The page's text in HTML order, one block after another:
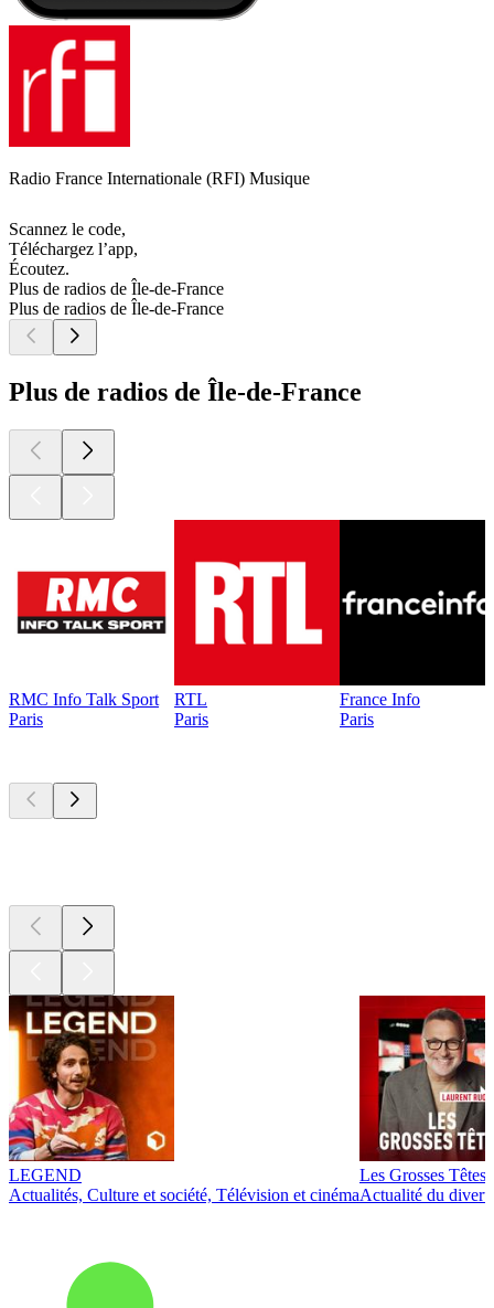
Radio France Internationale (RFI) Musique
Scannez le code,
Téléchargez l’app,
Écoutez.
Plus de radios de Île-de-France
Plus de radios de Île-de-France
Plus de radios de Île-de-France
RMC Info Talk Sport
Paris
RTL
Paris
France Info
Paris
LEGEND
Actualités, Culture et société, Télévision et cinéma
Les Grosses Têtes
Actualité du